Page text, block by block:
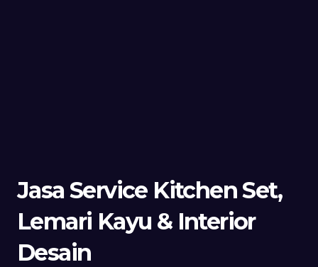
Jasa Service Kitchen Set,
Lemari Kayu & Interior
Desain